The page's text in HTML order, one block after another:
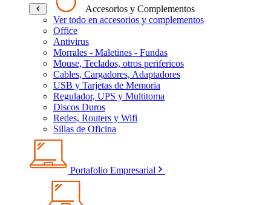
Accesorios y Complementos
Ver todo en accesorios y complementos
Office
Antivirus
Morrales - Maletines - Fundas
Mouse, Teclados, otros perifericos
Cables, Cargadores, Adaptadores
USB y Tarjetas de Memoria
Regulador, UPS y Multitoma
Discos Duros
Redes, Routers y Wifi
Sillas de Oficina
Portafolio Empresarial